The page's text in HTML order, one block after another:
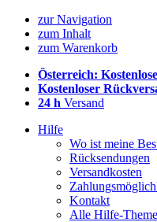
zur Navigation
zum Inhalt
zum Warenkorb
Österreich:
Kostenloser
24 h Versand
Hilfe
Wo ist meine
Rücksendungen
Versandkosten
Kontakt
Alle Hilfe-